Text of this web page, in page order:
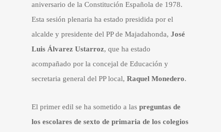
aniversario de la Constitución Española de 1978.
Esta sesión plenaria ha estado presidida por el
alcalde y presidente del PP de Majadahonda, José
Luis Álvarez Ustarroz, que ha estado
acompañado por la concejal de Educación y
secretaria general del PP local, Raquel Monedero.
El primer edil se ha sometido a las preguntas de
los escolares de sexto de primaria de los colegios